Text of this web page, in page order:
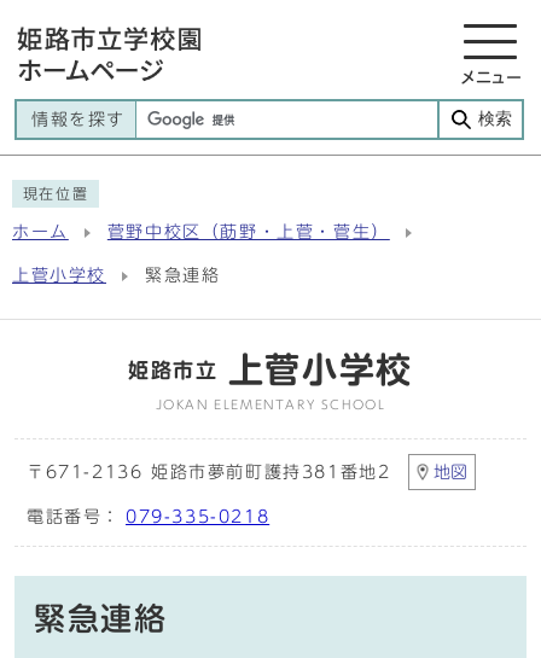
メニュー
情報を探す 検索
現在位置
ホーム 菅野中校区（莇野・上菅・菅生）
上菅小学校 緊急連絡
姫路市立 上菅小学校
JOKAN ELEMENTARY SCHOOL
〒671-2136 姫路市夢前町護持381番地2 地図
電話番号： 079-335-0218
緊急連絡